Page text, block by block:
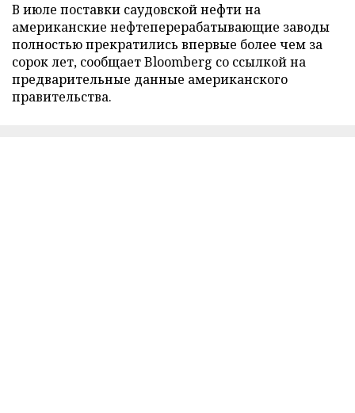
В июле поставки саудовской нефти на
американские нефтеперерабатывающие заводы
полностью прекратились впервые более чем за
сорок лет, сообщает Bloomberg со ссылкой на
предварительные данные американского
правительства.